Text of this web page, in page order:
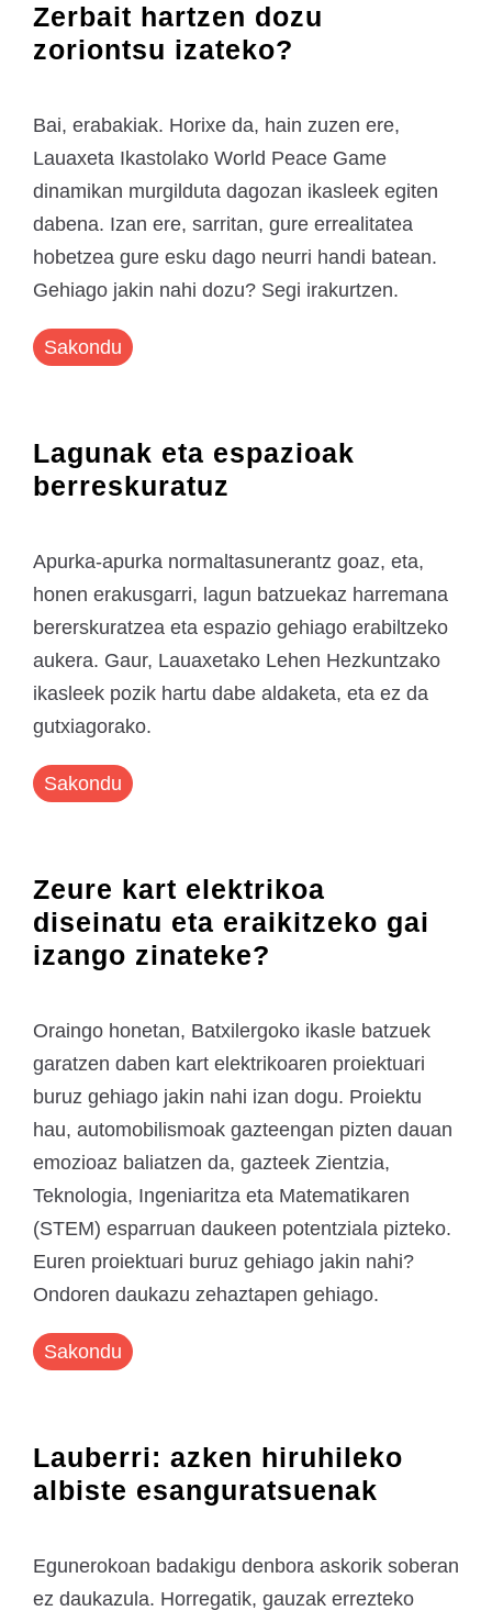
Zerbait hartzen dozu
zoriontsu izateko?
Bai, erabakiak. Horixe da, hain zuzen ere,
Lauaxeta Ikastolako World Peace Game
dinamikan murgilduta dagozan ikasleek egiten
dabena. Izan ere, sarritan, gure errealitatea
hobetzea gure esku dago neurri handi batean.
Gehiago jakin nahi dozu? Segi irakurtzen.
Sakondu
Lagunak eta espazioak
berreskuratuz
Apurka-apurka normaltasunerantz goaz, eta,
honen erakusgarri, lagun batzuekaz harremana
bererskuratzea eta espazio gehiago erabiltzeko
aukera. Gaur, Lauaxetako Lehen Hezkuntzako
ikasleek pozik hartu dabe aldaketa, eta ez da
gutxiagorako.
Sakondu
Zeure kart elektrikoa
diseinatu eta eraikitzeko gai
izango zinateke?
Oraingo honetan, Batxilergoko ikasle batzuek
garatzen daben kart elektrikoaren proiektuari
buruz gehiago jakin nahi izan dogu. Proiektu
hau, automobilismoak gazteengan pizten dauan
emozioaz baliatzen da, gazteek Zientzia,
Teknologia, Ingeniaritza eta Matematikaren
(STEM) esparruan daukeen potentziala pizteko.
Euren proiektuari buruz gehiago jakin nahi?
Ondoren daukazu zehaztapen gehiago.
Sakondu
Lauberri: azken hiruhileko
albiste esanguratsuenak
Egunerokoan badakigu denbora askorik soberan
ez daukazula. Horregatik, gauzak errezteko